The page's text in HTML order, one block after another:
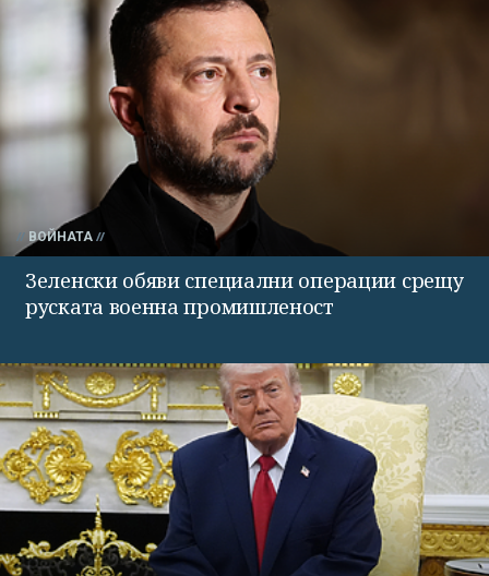
ВОЙНАТА
Зеленски обяви специални операции срещу
руската военна промишленост